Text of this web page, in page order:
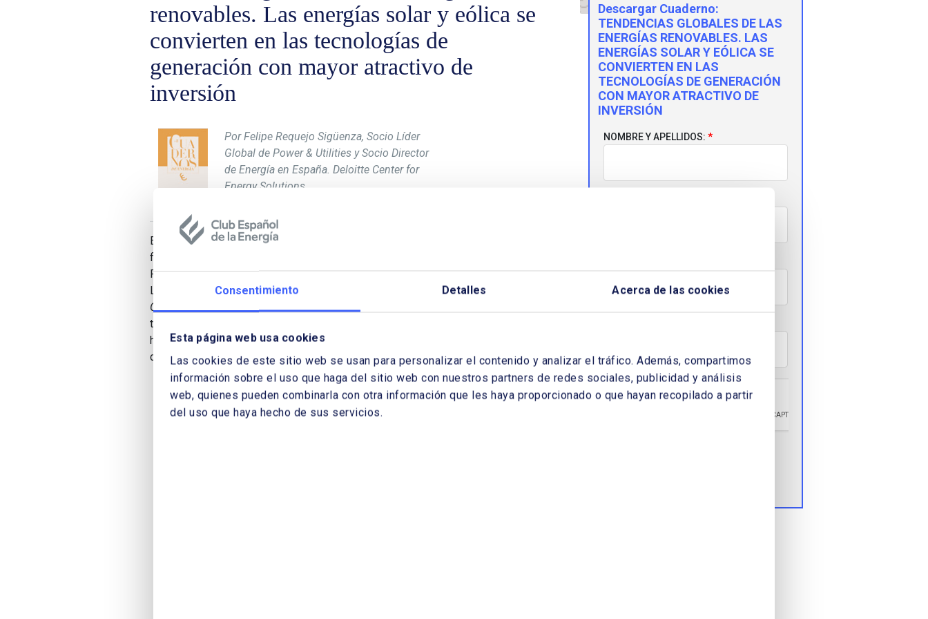
Consentimiento Detalles Acerca de las cookies
Esta página web usa cookies
Las cookies de este sitio web se usan para personalizar el contenido y analizar el tráfico. Además, compartimos
información sobre el uso que haga del sitio web con nuestros partners de redes sociales, publicidad y análisis
web, quienes pueden combinarla con otra información que les haya proporcionado o que hayan recopilado a partir
del uso que haya hecho de sus servicios.
renovables. Las energías solar y eólica se
convierten en las tecnologías de
generación con mayor atractivo de
inversión
Por Felipe Requejo Sigüenza, Socio Líder
Global de Power & Utilities y Socio Director
de Energía en España. Deloitte Center for
Energy Solutions
El artículo se centra principalmente en las tecnologías renovables y en la
financiación de las inversiones. “Tendencias Globales de las Tecnologías
Renovables” es el título del trabajo elaborado por Felipe Requejo Sigüenza, Socio
Líder Global dePower & Utilities
y Socio Director de Energía en España, Deloitte
Center for Energy Solutions, quien explica, entre otros aspectos, los efectos que
tienen las renovables como la eólica o fotovoltaica a medida que se evoluciona
hacia la paridad en precios y rendimiento con las fuentes de energía
convencionales, por qué son energías demandadas, o cuál es su futuro previsible.
Descargar Cuaderno:
TENDENCIAS GLOBALES DE LAS
ENERGÍAS RENOVABLES. LAS
ENERGÍAS SOLAR Y EÓLICA SE
CONVIERTEN EN LAS
TECNOLOGÍAS DE GENERACIÓN
CON MAYOR ATRACTIVO DE
INVERSIÓN
NOMBRE Y APELLIDOS: